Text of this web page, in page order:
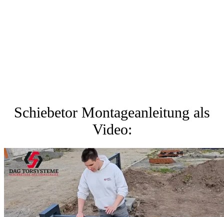
Schiebetor Montageanleitung als
Video: